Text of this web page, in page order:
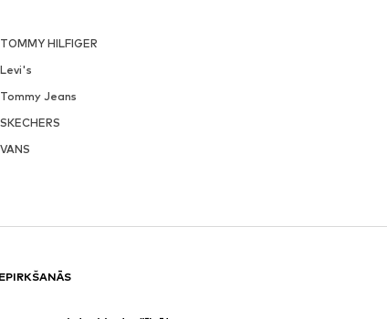
TOMMY HILFIGER
Levi's
Tommy Jeans
SKECHERS
VANS